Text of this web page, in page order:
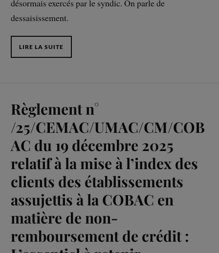
désormais exercés par le syndic. On parle de
dessaisissement.
LIRE LA SUITE
Règlement n°
/25/CEMAC/UMAC/CM/COB
AC du 19 décembre 2025
relatif à la mise à l’index des
clients des établissements
assujettis à la COBAC en
matière de non-
remboursement de crédit :